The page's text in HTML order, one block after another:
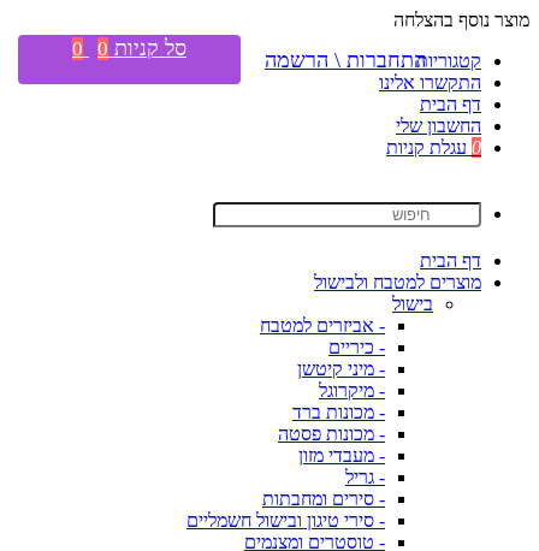
מוצר נוסף בהצלחה
קטגוריות
התקשרו אלינו
דף הבית
החשבון שלי
0 עגלת קניות
דף הבית
מוצרים למטבח ולבישול
בישול
- אביזרים למטבח
- כיריים
- מיני קיטשן
- מיקרוגל
- מכונות ברד
- מכונות פסטה
- מעבדי מזון
- גריל
- סירים ומחבתות
- סירי טיגון ובישול חשמליים
- טוסטרים ומצנמים
התחברות \ הרשמה סל קניות 0
0